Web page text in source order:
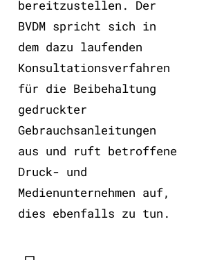
bereitzustellen. Der
BVDM spricht sich in
dem dazu laufenden
Konsultationsverfahren
für die Beibehaltung
gedruckter
Gebrauchsanleitungen
aus und ruft betroffene
Druck- und
Medienunternehmen auf,
dies ebenfalls zu tun.